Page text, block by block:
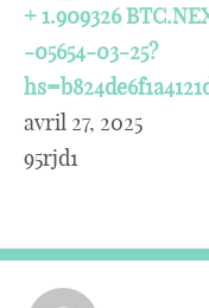
+ 1.909326
-05654-03-25?
avril 27, 2025
95rjd1